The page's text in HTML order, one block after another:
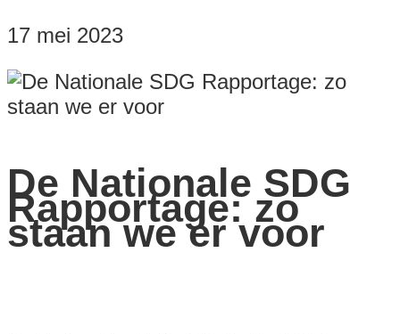
17 mei 2023
De Nationale SDG
Rapportage: zo
staan we er voor